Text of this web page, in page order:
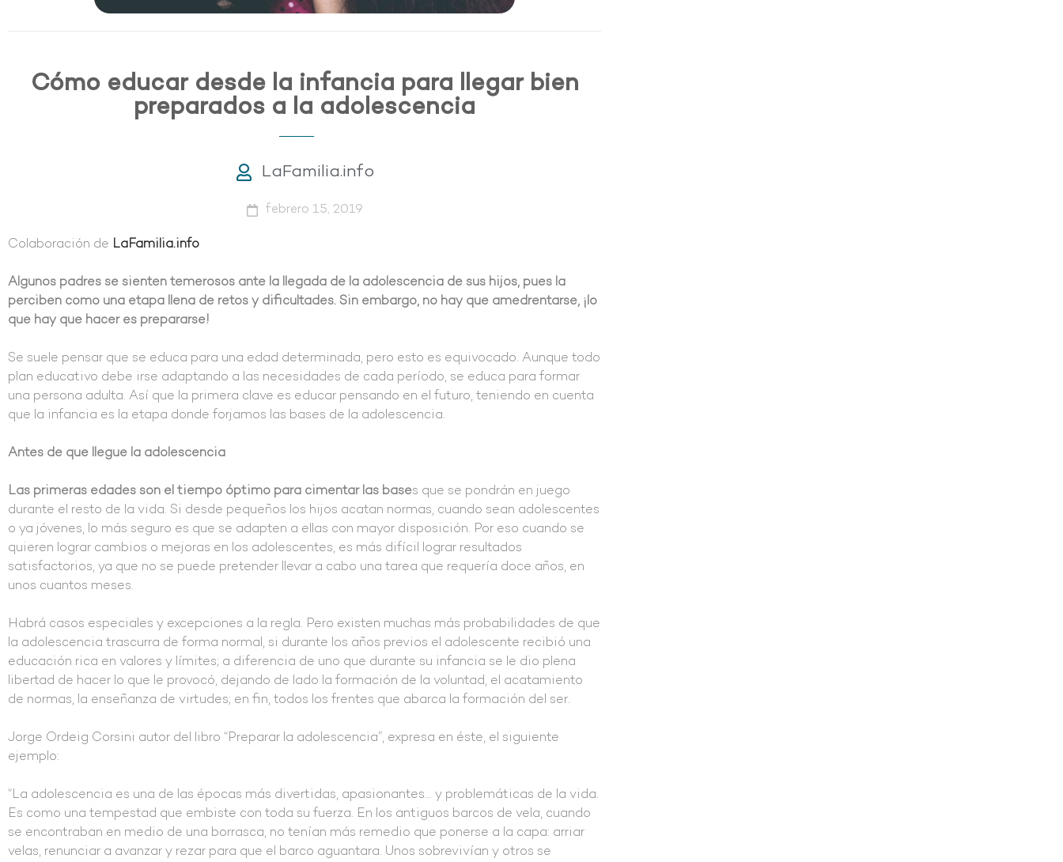
Cómo educar desde la infancia para llegar bien
preparados a la adolescencia
LaFamilia.info
febrero 15, 2019
Colaboración de LaFamilia.info
Algunos padres se sienten temerosos ante la llegada de la adolescencia de sus hijos, pues la
perciben como una etapa llena de retos y dificultades. Sin embargo, no hay que amedrentarse, ¡lo
que hay que hacer es prepararse!
Se suele pensar que se educa para una edad determinada, pero esto es equivocado. Aunque todo
plan educativo debe irse adaptando a las necesidades de cada período, se educa para formar
una persona adulta. Así que la primera clave es educar pensando en el futuro, teniendo en cuenta
que la infancia es la etapa donde forjamos las bases de la adolescencia.
Antes de que llegue la adolescencia
Las primeras edades son el tiempo óptimo para cimentar las bases que se pondrán en juego
durante el resto de la vida. Si desde pequeños los hijos acatan normas, cuando sean adolescentes
o ya jóvenes, lo más seguro es que se adapten a ellas con mayor disposición. Por eso cuando se
quieren lograr cambios o mejoras en los adolescentes, es más difícil lograr resultados
satisfactorios, ya que no se puede pretender llevar a cabo una tarea que requería doce años, en
unos cuantos meses.
Habrá casos especiales y excepciones a la regla. Pero existen muchas más probabilidades de que
la adolescencia trascurra de forma normal, si durante los años previos el adolescente recibió una
educación rica en valores y límites; a diferencia de uno que durante su infancia se le dio plena
libertad de hacer lo que le provocó, dejando de lado la formación de la voluntad, el acatamiento
de normas, la enseñanza de virtudes; en fin, todos los frentes que abarca la formación del ser.
Jorge Ordeig Corsini autor del libro “Preparar la adolescencia”, expresa en éste, el siguiente
ejemplo:
“La adolescencia es una de las épocas más divertidas, apasionantes… y problemáticas de la vida.
Es como una tempestad que embiste con toda su fuerza. En los antiguos barcos de vela, cuando
se encontraban en medio de una borrasca, no tenían más remedio que ponerse a la capa: arriar
velas, renunciar a avanzar y rezar para que el barco aguantara. Unos sobrevivían y otros se